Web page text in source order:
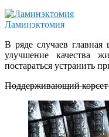
Ламинэктомия
В ряде случаев
улучшение качества
постараться устранить
Поддерживающий корсет